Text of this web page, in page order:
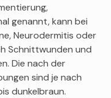
genannt, kann bei
Neurodermitis oder
Schnittwunden und
Die nach der
sind je nach
dunkelbraun.